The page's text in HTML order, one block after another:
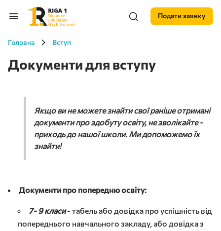
Подати заявку
Головна Вступ
Документи для вступу
Якщо ви не можете знайти свої раніше отримані
документи про здобуту освіту, не зволікайте -
приходь до нашої школи. Ми допоможемо їх
знайти!
Документи про попередню освіту:
7- 9 класи- табель або довідка про успішність від
попереднього навчального закладу, або довідка з